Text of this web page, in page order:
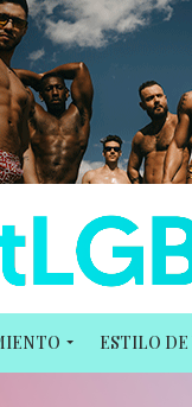
ESTILO